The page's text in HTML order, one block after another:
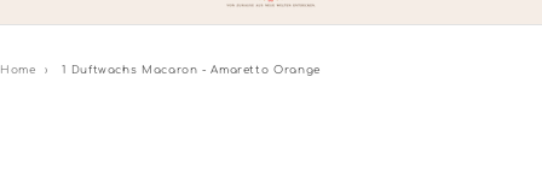
Home › 1 Duftwachs Macaron - Amaretto Orange